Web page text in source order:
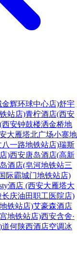
金辉环球中心店)舒宇
站店)青柠酒店(西安
西安钟鼓楼洒金桥地
大雁塔北广场小寨地
一路地铁站店)瑞斯
)西安唐岛酒店(高新
酒店(皂河地铁站三
际霸城门地铁站店)
酒店 (西安大雁塔大
庆油田职工医院店)
铁站店)艾豪森酒店
地铁站店)西安含舍·
道何陕西酒店空调冰